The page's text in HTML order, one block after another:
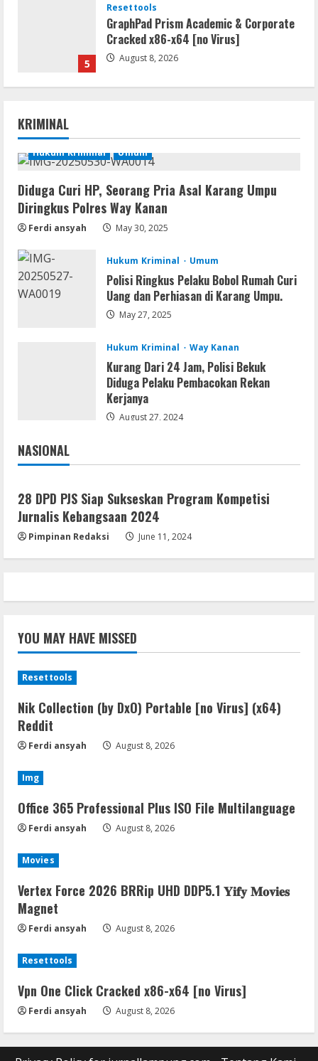
5
Resettools
GraphPad Prism Academic & Corporate
Cracked x86-x64 [no Virus]
August 8, 2026
1 August 8, 2026
Img
Office 365 Professional Plus ISO File
Multilanguage
Movies
Vertex Force 2026 BRRip UHD DDP5.1
𝐘𝐢𝐟𝐲 𝐌𝐨𝐯𝐢𝐞𝐬 Magnet
Resettools
Vpn One Click Cracked x86-x64 [no
Virus]
5
Cracked x86-x64 [no Virus]
August 8, 2026
KRIMINAL
Hukum Kriminal Umum
Diduga Curi HP, Seorang Pria Asal Karang Umpu
Diringkus Polres Way Kanan
Ferdi ansyah May 30, 2025
Hukum Kriminal Umum
Polisi Ringkus Pelaku Bobol Rumah Curi
Uang dan Perhiasan di Karang Umpu.
May 27, 2025
Hukum Kriminal Way Kanan
Kurang Dari 24 Jam, Polisi Bekuk
Diduga Pelaku Pembacokan Rekan
Kerjanya
August 27, 2024
NASIONAL
Jakarta
28 DPD PJS Siap Sukseskan Program Kompetisi
Jurnalis Kebangsaan 2024
Pimpinan Redaksi June 11, 2024
YOU MAY HAVE MISSED
Resettools
Nik Collection (by DxO) Portable [no Virus] (x64)
Reddit
Ferdi ansyah August 8, 2026
Img
Office 365 Professional Plus ISO File Multilanguage
Ferdi ansyah August 8, 2026
Movies
Vertex Force 2026 BRRip UHD DDP5.1 𝐘𝐢𝐟𝐲 𝐌𝐨𝐯𝐢𝐞𝐬
Magnet
Ferdi ansyah August 8, 2026
Resettools
Vpn One Click Cracked x86-x64 [no Virus]
Ferdi ansyah August 8, 2026